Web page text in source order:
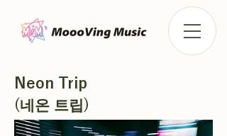
Neon Trip
(네온 트립)